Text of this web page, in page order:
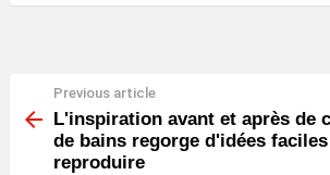
more
Previous article
L'inspiration avant et après de
de bains regorge d'idées
reproduire